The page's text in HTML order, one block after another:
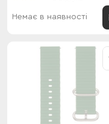
Немає в наявності